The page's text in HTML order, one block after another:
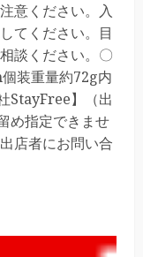
意ください。入
てください。目
談ください。〇
装重量約72g内
StayFree】（出
め指定できませ
店者にお問い合